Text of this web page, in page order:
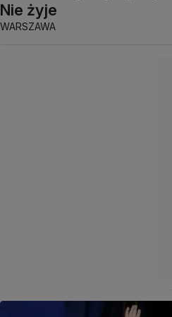
Nie żyje
WARSZAWA